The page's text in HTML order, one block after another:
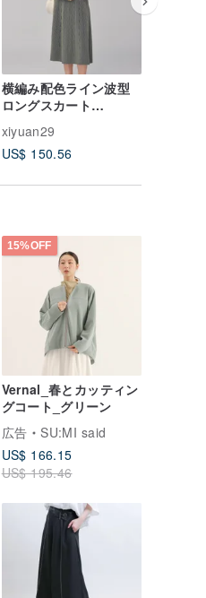
横編み配色ライン波型
ロングスカート
xiyuan29
US$ 150.56
15%OFF
Vernal_春とカッティン
グコート_グリーン
広告
SU:MI said
US$ 166.15
US$ 195.46